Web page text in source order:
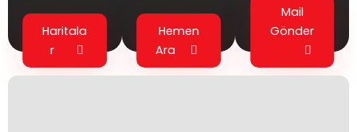
Haritala
r
Hemen
Ara
Mail
Gönder